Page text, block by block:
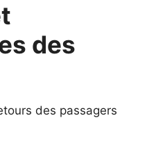
des
des passagers